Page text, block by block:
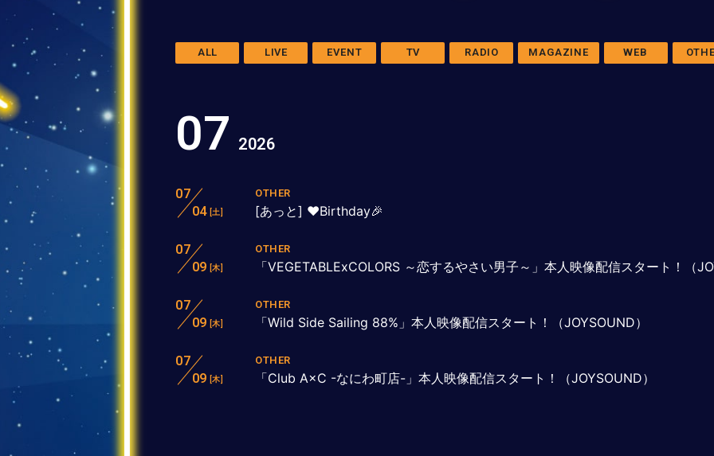
ALL LIVE EVENT TV RADIO MAGAZINE WEB
07 2026
07
04 [土]
OTHER
[あっと] ❤️Birthday🎉
07
09 [木]
OTHER
「VEGETABLExCOLORS ～恋するやさい男子～」本人映像配信スタート！（
07
09 [木]
OTHER
「Wild Side Sailing 88%」本人映像配信スタート！（JOYSOUND）
07
09 [木]
OTHER
「Club A×C -なにわ町店-」本人映像配信スタート！（JOYSOUND）